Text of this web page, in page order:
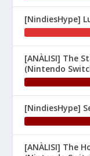
1m
El món
Nintendo:
[NindiesHype]
[ANÀLISI] The
(Nintendo
[NindiesHype]
[ANÀLISI] The